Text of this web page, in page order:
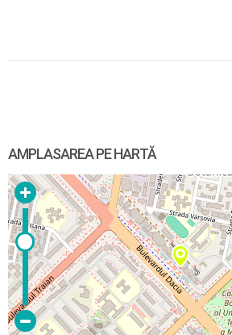
AMPLASAREA PE HARTĂ